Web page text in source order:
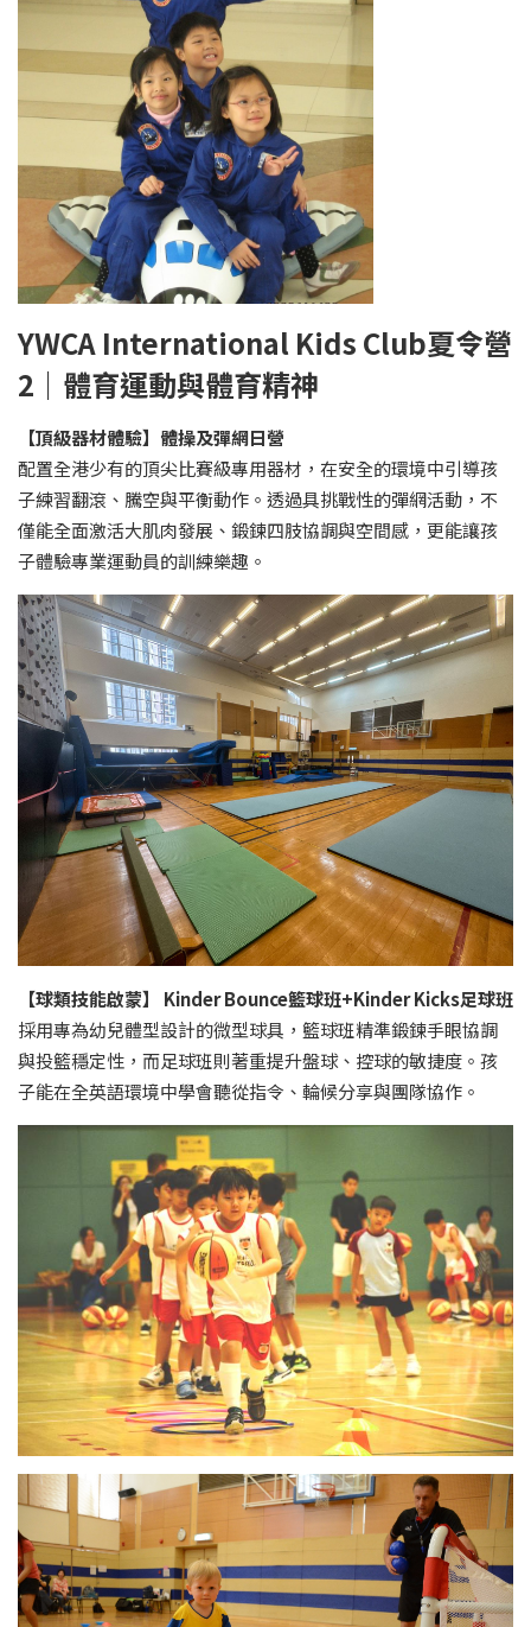
YWCA International Kids Club夏令營
2 ｜ 體育運動與體育精神
【頂級器材體驗】體操及彈網日營
配置全港少有的頂尖比賽級專用器材，在安全的環境中引導孩
子練習翻滾、騰空與平衡動作。透過具挑戰性的彈網活動，不
僅能全面激活大肌肉發展、鍛鍊四肢協調與空間感，更能讓孩
子體驗專業運動員的訓練樂趣。
【球類技能啟蒙】 Kinder Bounce籃球班+Kinder Kicks足球班
採用專為幼兒體型設計的微型球具，籃球班精準鍛鍊手眼協調
與投籃穩定性，而足球班則著重提升盤球、控球的敏捷度。孩
子能在全英語環境中學會聽從指令、輪候分享與團隊協作。